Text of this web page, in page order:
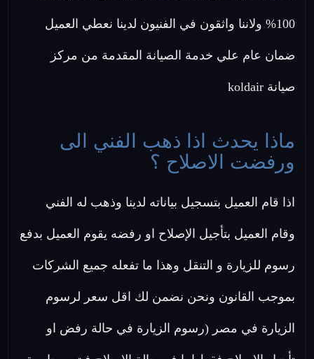
100% ولاننا واثقون في الفنيون لدينا نعطي العميل
ضمان عام علي خدمة الصيانة المقدمة من مركز
صيانة koldair
ماذا يحدث اذا ذهب الفني الى
ورفضت الاصلاح ؟
اذا قام العميل بتسجيل بياناته لدينا وذهب له الفني
وقام العميل بتأجيل الإصلاح او رفضه يقوم العميل بدفع
رسوم للزيارة و التنقل وهذا ما تفعله جميع الشركات
بموجب القانون ونحن نضمن لك اقل سعر لرسوم
الزيارة في مصر (رسوم الزيارة في حالة رفض او